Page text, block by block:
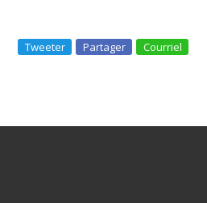
Tweeter Partager Courriel